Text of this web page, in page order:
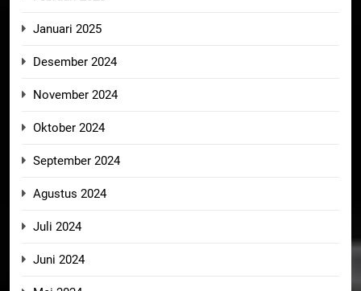
Januari 2025
Desember 2024
November 2024
Oktober 2024
September 2024
Agustus 2024
Juli 2024
Juni 2024